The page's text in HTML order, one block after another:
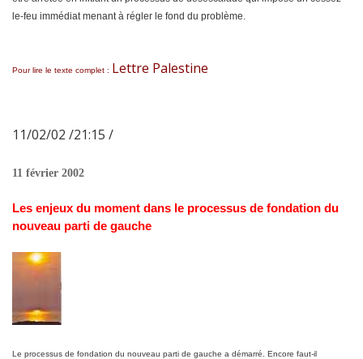
le-feu immédiat menant à régler le fond du problème.
Pour lire le texte complet : Lettre Palestine
11/02/02 /21:15 /
11 février 2002
Les enjeux du moment dans le processus de fondation du
nouveau parti de gauche
Le processus de fondation du nouveau parti de gauche a démarré. Encore faut-il